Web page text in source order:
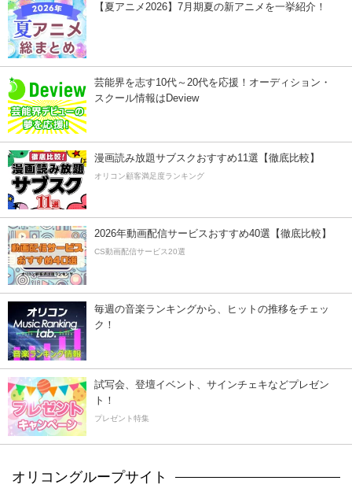
【夏アニメ2026】7月期夏の新アニメを一挙紹介！
芸能界を志す10代～20代を応援！オーディション・
スクール情報はDeview
漫画読み放題サブスクおすすめ11選【徹底比較】
オリコン顧客満足度ランキング
2026年動画配信サービスおすすめ40選【徹底比較】
CS動画配信サービス20選
毎週の音楽ランキングから、ヒットの推移をチェッ
ク！
試写会、登壇イベント、サインチェキなどプレゼン
ト！
プレゼント特集
オリコングループサイト